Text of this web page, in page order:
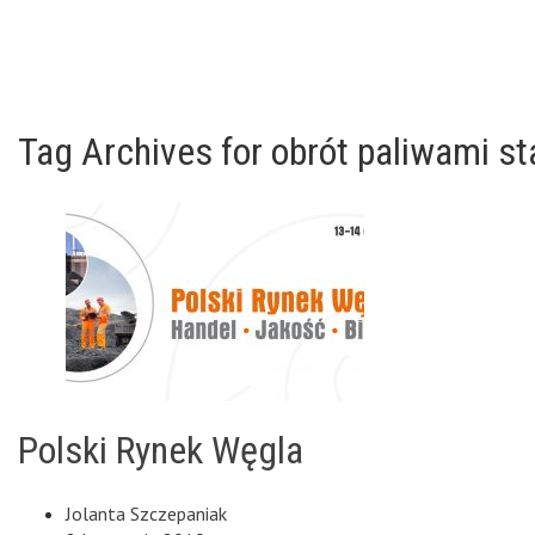
Tag Archives for obrót paliwami
Polski Rynek Węgla
Jolanta Szczepaniak